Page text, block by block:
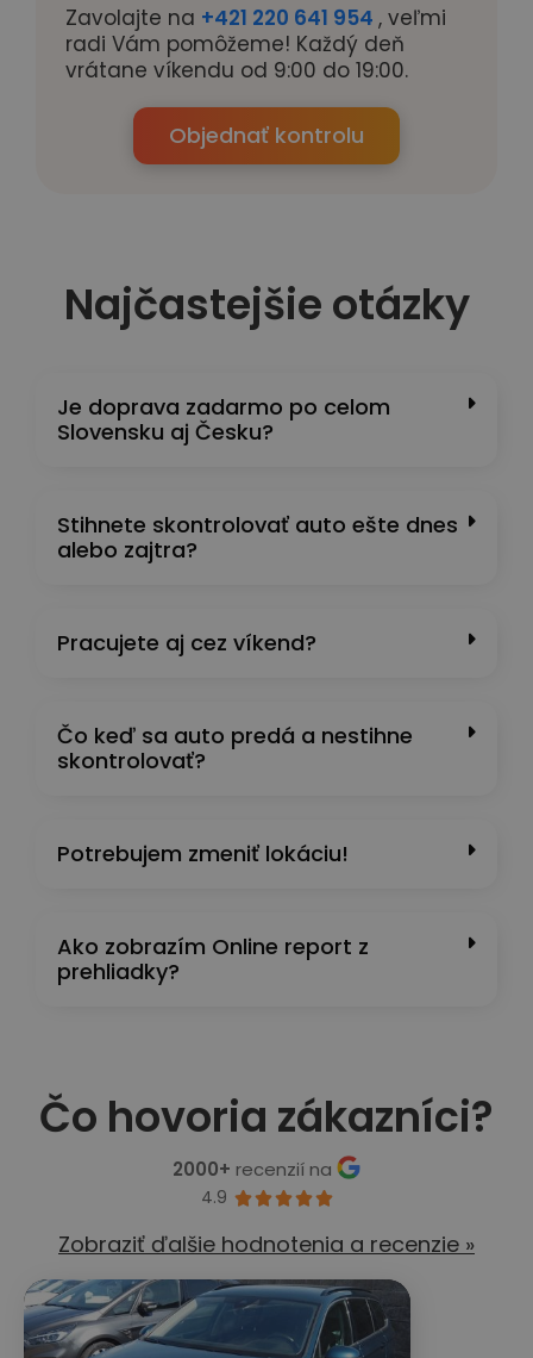
Zavolajte na +421 220 641 954 , veľmi
radi Vám pomôžeme! Každý deň
vrátane víkendu od 9:00 do 19:00.
Objednať kontrolu
Najčastejšie otázky
Je doprava zadarmo po celom
Slovensku aj Česku?
Stihnete skontrolovať auto ešte dnes
alebo zajtra?
Pracujete aj cez víkend?
Čo keď sa auto predá a nestihne
skontrolovať?
Potrebujem zmeniť lokáciu!
Ako zobrazím Online report z
prehliadky?
Čo hovoria zákazníci?
2000+ recenzií na
4.9 
Zobraziť ďalšie hodnotenia a recenzie »